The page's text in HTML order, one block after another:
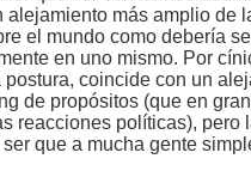
alejamiento más amplio de
el mundo como debería
en uno mismo. Por
postura, coincide con un
de propósitos (que en
reacciones políticas), pero
que a mucha gente